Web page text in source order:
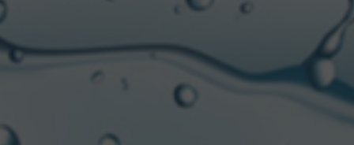
CONTACTANOS